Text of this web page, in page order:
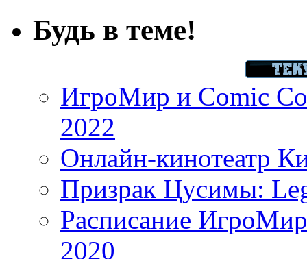
Будь в теме!
ИгроМир и Comic
2022
Онлайн-кинотеатр
Призрак Цусимы:
Расписание
2020